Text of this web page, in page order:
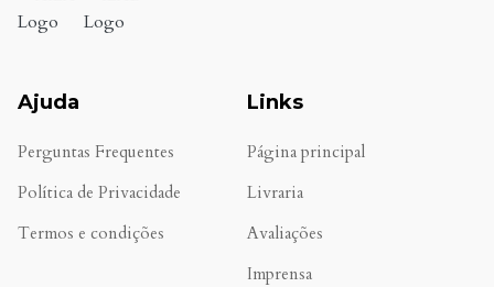
Ajuda
Perguntas Frequentes
Política de Privacidade
Termos e condições
Links
Página principal
Livraria
Avaliações
Imprensa